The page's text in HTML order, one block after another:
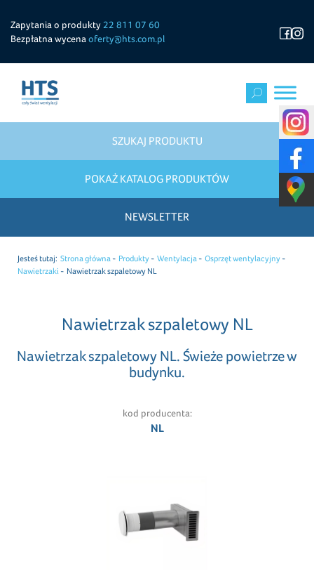
Zapytania o produkty 22 811 07 60
Bezpłatna wycena oferty@hts.com.pl
SZUKAJ PRODUKTU
POKAŻ KATALOG PRODUKTÓW
NEWSLETTER
Jesteś tutaj: Strona główna Produkty Wentylacja
Osprzęt wentylacyjny
Nawietrzaki
Nawietrzak szpaletowy NL
Nawietrzak szpaletowy NL
Nawietrzak szpaletowy NL. Świeże powietrze w
budynku.
kod producenta:
NL